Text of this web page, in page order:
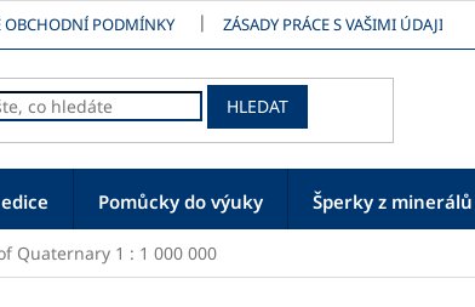
OBCHODNÍ PODMÍNKY ZÁSADY PRÁCE S VAŠIMI ÚDAJI
HLEDAT
Pomůcky do výuky Šperky z minerálů
Quaternary 1 : 1 000 000